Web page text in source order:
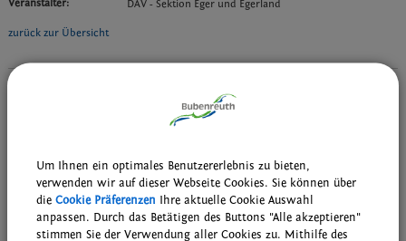
Veranstalter:
DAV - Sektion Eger und Egerland
zurück zur Übersicht
Wiederkehrende Termine der Bubenreuther Vereine, Gruppen und
Downloads
Den gewählten Termin als VCS-Kalenderdatei downloaden
Um Ihnen ein optimales Benutzererlebnis zu bieten,
verwenden wir auf dieser Webseite Cookies. Sie können über
die Cookie Präferenzen Ihre aktuelle Cookie Auswahl
anpassen. Durch das Betätigen des Buttons "Alle akzeptieren"
stimmen Sie der Verwendung aller Cookies zu. Mithilfe des